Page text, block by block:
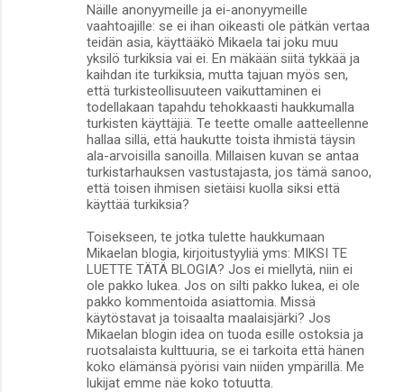
Näille anonyymeille ja ei-anonyymeille
vaahtoajille: se ei ihan oikeasti ole pätkän vertaa
teidän asia, käyttääkö Mikaela tai joku muu
yksilö turkiksia vai ei. En mäkään siitä tykkää ja
kaihdan ite turkiksia, mutta tajuan myös sen,
että turkisteollisuuteen vaikuttaminen ei
todellakaan tapahdu tehokkaasti haukkumalla
turkisten käyttäjiä. Te teette omalle aatteellenne
hallaa sillä, että haukutte toista ihmistä täysin
ala-arvoisilla sanoilla. Millaisen kuvan se antaa
turkistarhauksen vastustajasta, jos tämä sanoo,
että toisen ihmisen sietäisi kuolla siksi että
käyttää turkiksia?
Toisekseen, te jotka tulette haukkumaan
Mikaelan blogia, kirjoitustyyliä yms: MIKSI TE
LUETTE TÄTÄ BLOGIA? Jos ei miellytä, niin ei
ole pakko lukea. Jos on silti pakko lukea, ei ole
pakko kommentoida asiattomia. Missä
käytöstavat ja toisaalta maalaisjärki? Jos
Mikaelan blogin idea on tuoda esille ostoksia ja
ruotsalaista kulttuuria, se ei tarkoita että hänen
koko elämänsä pyörisi vain niiden ympärillä. Me
lukijat emme näe koko totuutta.